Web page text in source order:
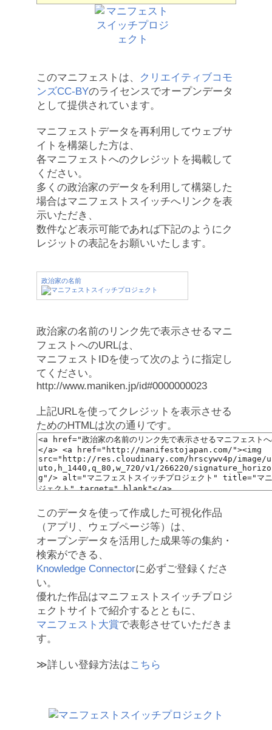
このマニフェストは、
クリエイティブコモ
ンズCC-BYのライセンスでオープンデータ
として提供されています。
マニフェストデータを再利用してウェブサ
イトを構築した方は、
各マニフェストへのクレジットを掲載して
ください。
多くの政治家のデータを利用して構築した
場合はマニフェストスイッチへリンクを表
示いただき、
数件など表示可能であれば下記のようにク
レジットの表記をお願いいたします。
政治家の名前
政治家の名前のリンク先で表示させるマニ
フェストへのURLは、
マニフェストIDを使って次のように指定し
てください。
http://www.maniken.jp/id#0000000023
上記URLを使ってクレジットを表示させる
ためのHTMLは次の通りです。
このデータを使って作成した可視化作品
（アプリ、ウェブページ等）は、
オープンデータを活用した成果等の集約・
検索ができる、
Knowledge Connectorに必ずご登録くださ
い。
優れた作品はマニフェストスイッチプロジ
ェクトサイトで紹介するとともに、
マニフェスト大賞で表彰させていただきま
す。
≫詳しい登録方法はこちら